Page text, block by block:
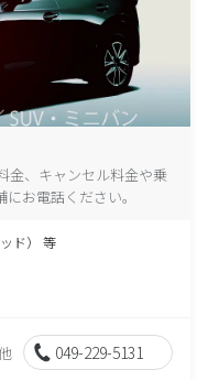
金、キャンセル料金や乗
お電話ください。
ド） 等
049-229-5131